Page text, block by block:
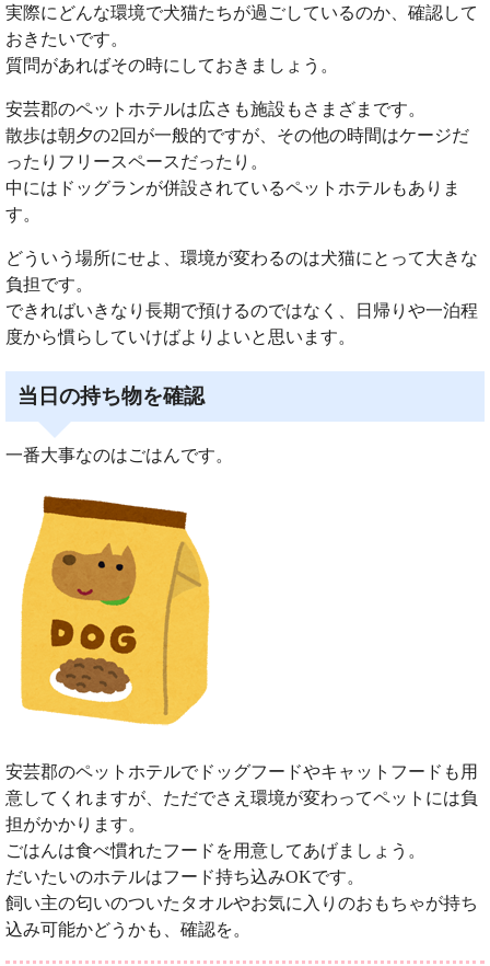
実際にどんな環境で犬猫たちが過ごしているのか、確認して
おきたいです。
質問があればその時にしておきましょう。
安芸郡のペットホテルは広さも施設もさまざまです。
散歩は朝夕の2回が一般的ですが、その他の時間はケージだ
ったりフリースペースだったり。
中にはドッグランが併設されているペットホテルもありま
す。
どういう場所にせよ、環境が変わるのは犬猫にとって大きな
負担です。
できればいきなり長期で預けるのではなく、日帰りや一泊程
度から慣らしていけばよりよいと思います。
当日の持ち物を確認
一番大事なのはごはんです。
安芸郡のペットホテルでドッグフードやキャットフードも用
意してくれますが、ただでさえ環境が変わってペットには負
担がかかります。
ごはんは食べ慣れたフードを用意してあげましょう。
だいたいのホテルはフード持ち込みOKです。
飼い主の匂いのついたタオルやお気に入りのおもちゃが持ち
込み可能かどうかも、確認を。